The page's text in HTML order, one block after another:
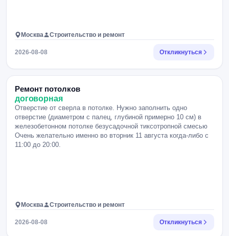
Москва Строительство и ремонт
2026-08-08 Откликнуться
Ремонт потолков
договорная
Отверстие от сверла в потолке. Нужно заполнить одно
отверстие (диаметром с палец, глубиной примерно 10 см) в
железобетонном потолке безусадочной тиксотропной смесью
Очень желательно именно во вторник 11 августа когда-либо с
11:00 до 20:00.
Москва Строительство и ремонт
2026-08-08 Откликнуться